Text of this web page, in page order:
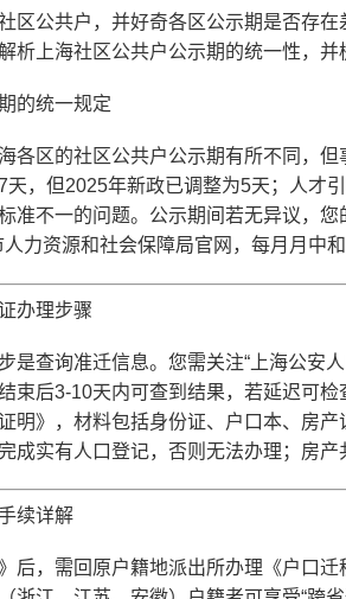
区公共户，并好奇各区公示期是否存
析上海社区公共户公示期的统一性，并
的统一规定
各区的社区公共户公示期有所不同，
天，但2025年新政已调整为5天；人才
准不一的问题。公示期间若无异议，
力资源和社会保障局官网，每月月中
办理步骤
是查询准迁信息。您需关注“上海公安
束后3-10天内可查到结果，若延迟可
明》，材料包括身份证、户口本、房
成实有人口登记，否则无法办理；房
续详解
后，需回原户籍地派出所办理《户口